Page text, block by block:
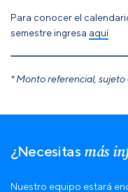
Para conocer el
semestre ingresa aquí
* Monto referencial, sujeto
¿Necesitas más
Nuestro equipo estará